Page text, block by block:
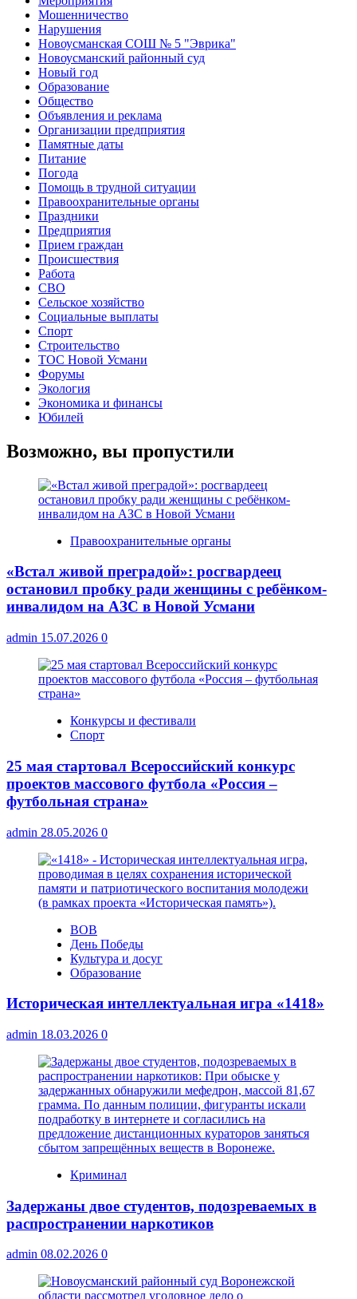
Мошенничество
Нарушения
Новоусманская СОШ № 5 "Эврика"
Новоусманский районный суд
Новый год
Образование
Общество
Объявления и реклама
Организации предприятия
Памятные даты
Питание
Погода
Помощь в трудной ситуации
Правоохранительные органы
Праздники
Предприятия
Прием граждан
Происшествия
Работа
СВО
Сельское хозяйство
Социальные выплаты
Спорт
Строительство
ТОС Новой Усмани
Форумы
Экология
Экономика и финансы
Юбилей
Возможно, вы пропустили
Правоохранительные органы
«Встал живой преградой»: росгвардеец
остановил пробку ради женщины с ребёнком-
инвалидом на АЗС в Новой Усмани
admin 15.07.2026 0
Конкурсы и фестивали
Спорт
25 мая стартовал Всероссийский конкурс
проектов массового футбола «Россия –
футбольная страна»
admin 28.05.2026 0
ВОВ
День Победы
Культура и досуг
Образование
Историческая интеллектуальная игра «1418»
admin 18.03.2026 0
Криминал
Задержаны двое студентов, подозреваемых в
распространении наркотиков
admin 08.02.2026 0